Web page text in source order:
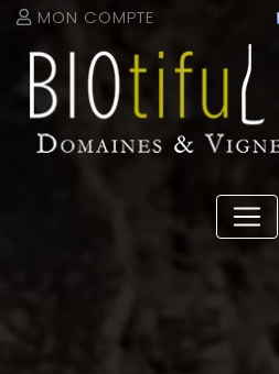
MON COMPTE
Panneau de gestion des cookies